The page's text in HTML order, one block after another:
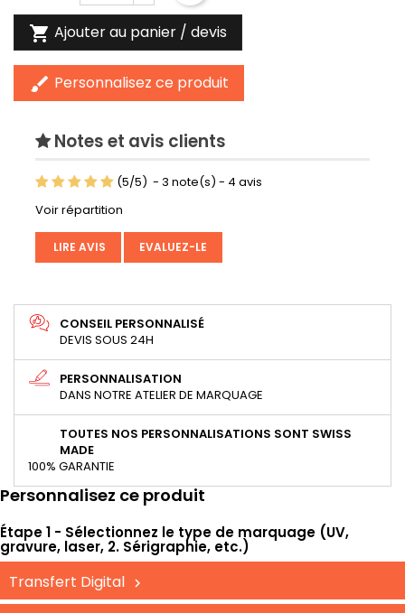
 Ajouter au panier / devis
brush Personnalisez ce produit
Notes et avis clients
(5/5) - 3 note(s) - 4 avis
Voir répartition
LIRE AVIS EVALUEZ-LE
CONSEIL PERSONNALISÉ
DEVIS SOUS 24H
PERSONNALISATION
DANS NOTRE ATELIER DE MARQUAGE
TOUTES NOS PERSONNALISATIONS SONT SWISS
MADE
100% GARANTIE
Personnalisez ce produit
Étape 1 - Sélectionnez le type de marquage (UV,
gravure, laser, 2. Sérigraphie, etc.)
Transfert Digital